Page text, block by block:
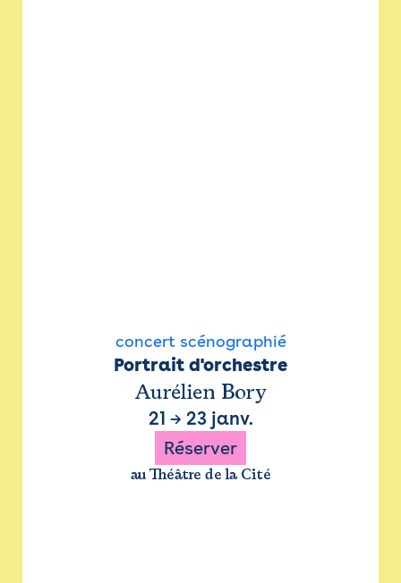
concert scénographié
Portrait d'orchestre
Aurélien Bory
21 → 23 janv.
Réserver
au Théâtre de la Cité